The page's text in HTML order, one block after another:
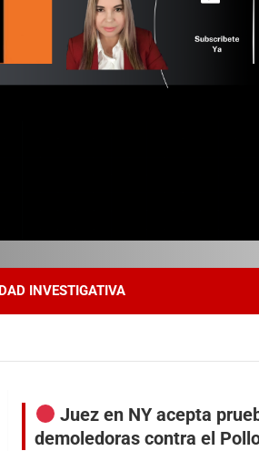
INVESTIGATIVA
Juez en NY acepta
demoledoras contra el